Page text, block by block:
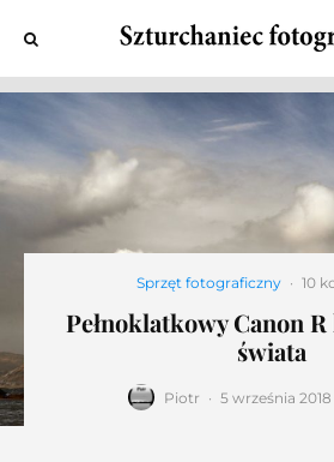
Sprzęt fotograficzny · 10
Pełnoklatkowy Canon
świata
Piotr · 5 września 2018